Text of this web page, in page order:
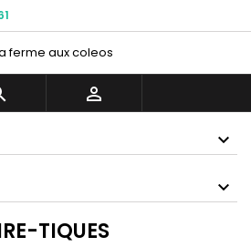

TIQUES